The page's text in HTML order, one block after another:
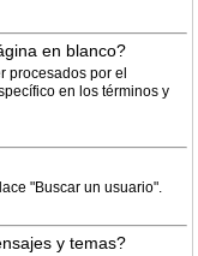
en blanco?
procesados por el
en los términos y
"Buscar un usuario".
y temas?